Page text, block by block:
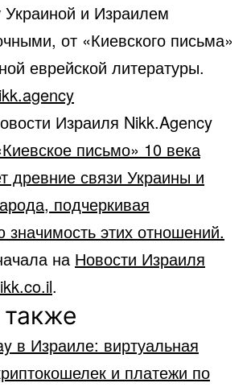
и Израилем
от «Киевского письма»
еврейской литературы.
Израиля Nikk.Agency
письмо» 10 века
древние связи Украины и
подчеркивая
значимость этих отношений.
на Новости Израиля
.
также
в Израиле: виртуальная
и платежи по